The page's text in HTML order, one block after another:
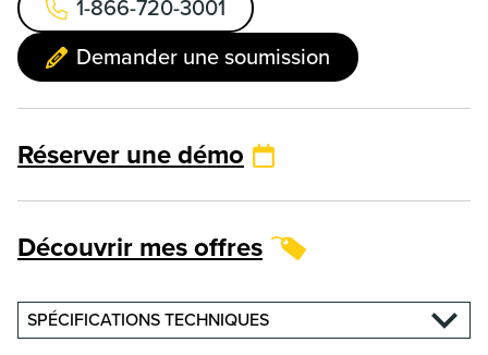
1-866-720-3001
Demander une soumission
Réserver une démo
Découvrir mes offres
SPÉCIFICATIONS TECHNIQUES